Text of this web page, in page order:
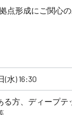
点形成にご関心
(水) 16:30
方、ディープテ